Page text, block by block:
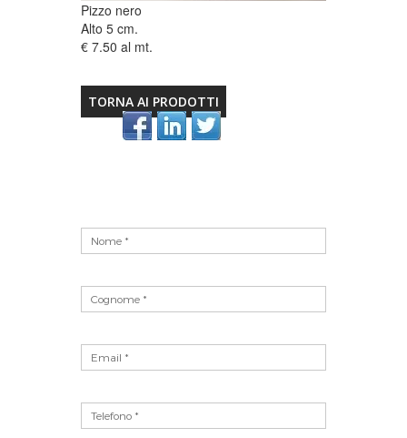
Pizzo nero
Alto 5 cm.
€ 7.50 al mt.
TORNA AI PRODOTTI